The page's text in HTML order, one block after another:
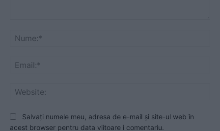
Salvați numele meu, adresa de e-mail și site-ul web în
acest browser pentru data viitoare i comentariu.